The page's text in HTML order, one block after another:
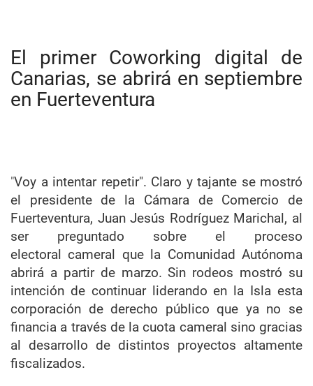
El primer Coworking digital de
Canarias, se abrirá en septiembre
en Fuerteventura
"Voy a intentar repetir". Claro y tajante se mostró
el presidente de la Cámara de Comercio de
Fuerteventura, Juan Jesús Rodríguez Marichal, al
ser preguntado sobre el proceso
electoral cameral que la Comunidad Autónoma
abrirá a partir de marzo. Sin rodeos mostró su
intención de continuar liderando en la Isla esta
corporación de derecho público que ya no se
financia a través de la cuota cameral sino gracias
al desarrollo de distintos proyectos altamente
fiscalizados.